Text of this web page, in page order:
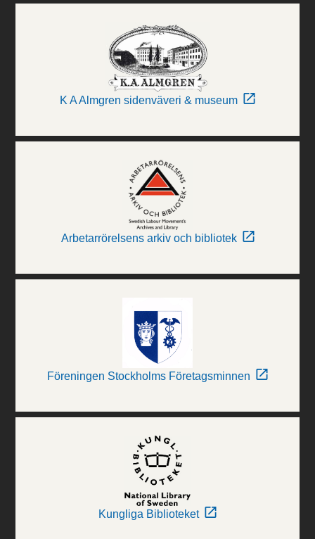
K A Almgren sidenväveri & museum
Arbetarrörelsens arkiv och bibliotek
Föreningen Stockholms Företagsminnen
Kungliga Biblioteket